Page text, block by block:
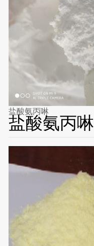
盐酸氨丙啉
盐酸氨丙啉